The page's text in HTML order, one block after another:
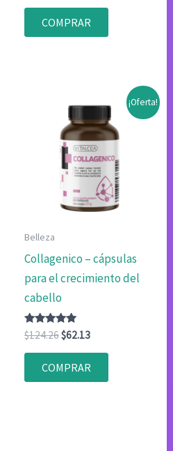
Valorado
4.83
de 5
COMPRAR
¡Oferta!
Belleza
Collagenico – cápsulas
para el crecimiento del
cabello
Valorado
con
4.80
$124.26El
original
era:
$62.13El
es:
COMPRAR